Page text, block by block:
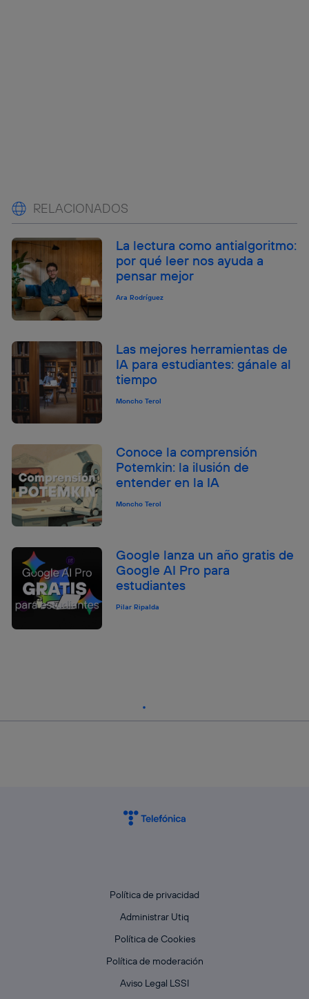
RELACIONADOS
La lectura como antialgoritmo:
por qué leer nos ayuda a
pensar mejor
Ara Rodríguez
Las mejores herramientas de
IA para estudiantes: gánale al
tiempo
Moncho Terol
Conoce la comprensión
Potemkin: la ilusión de
entender en la IA
Moncho Terol
Google lanza un año gratis de
Google AI Pro para
estudiantes
Pilar Ripalda
Política de privacidad
Administrar Utiq
Política de Cookies
Política de moderación
Aviso Legal LSSI